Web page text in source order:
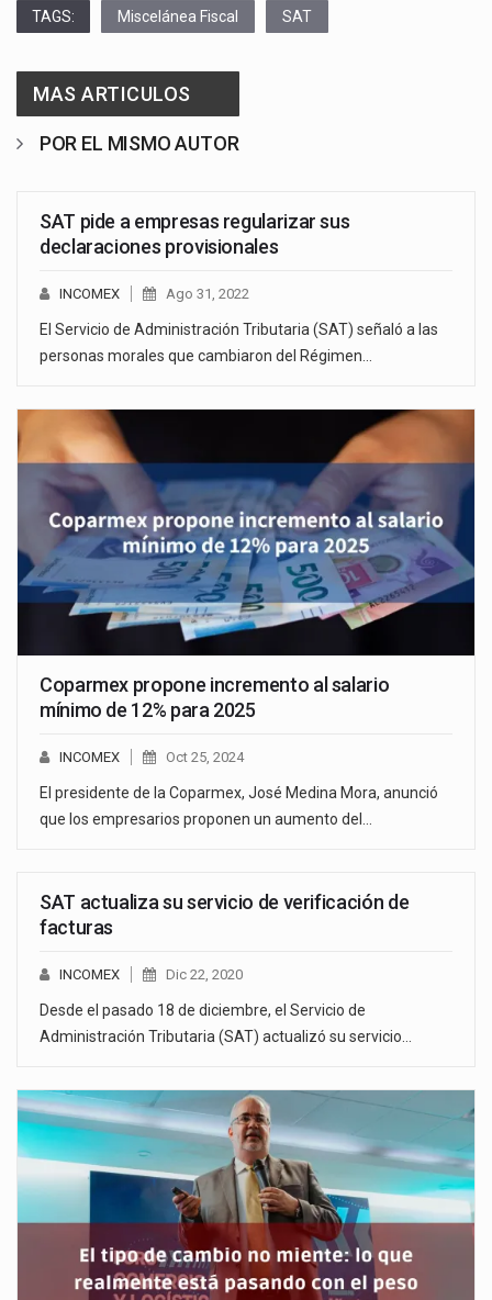
TAGS: Miscelánea Fiscal SAT
MAS ARTICULOS
POR EL MISMO AUTOR
SAT pide a empresas regularizar sus
declaraciones provisionales
INCOMEX Ago 31, 2022
El Servicio de Administración Tributaria (SAT) señaló a las
personas morales que cambiaron del Régimen…
Coparmex propone incremento al salario
mínimo de 12% para 2025
INCOMEX Oct 25, 2024
El presidente de la Coparmex, José Medina Mora, anunció
que los empresarios proponen un aumento del…
SAT actualiza su servicio de verificación de
facturas
INCOMEX Dic 22, 2020
Desde el pasado 18 de diciembre, el Servicio de
Administración Tributaria (SAT) actualizó su servicio…